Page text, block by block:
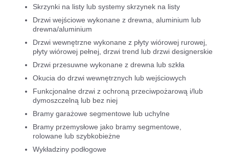
Skrzynki na listy lub systemy skrzynek na listy
Drzwi wejściowe wykonane z drewna, aluminium lub
drewna/aluminium
Drzwi wewnętrzne wykonane z płyty wiórowej rurowej,
płyty wiórowej pełnej, drzwi trend lub drzwi designerskie
Drzwi przesuwne wykonane z drewna lub szkła
Okucia do drzwi wewnętrznych lub wejściowych
Funkcjonalne drzwi z ochroną przeciwpożarową i/lub
dymoszczelną lub bez niej
Bramy garażowe segmentowe lub uchylne
Bramy przemysłowe jako bramy segmentowe,
rolowane lub szybkobieżne
Wykładziny podłogowe